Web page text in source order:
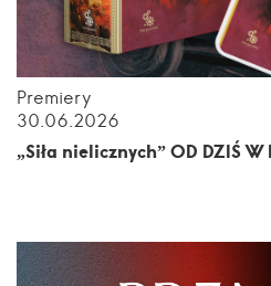
Premiery
30.06.2026
„Siła nielicznych” OD DZIŚ W